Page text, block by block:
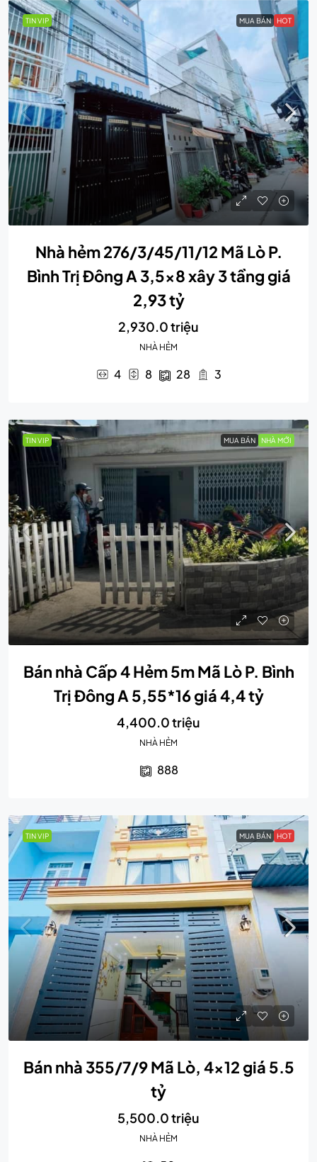
TIN VIP MUA BÁN HOT
Nhà hẻm 276/3/45/11/12 Mã Lò P.
Bình Trị Đông A 3,5×8 xây 3 tầng giá
2,93 tỷ
2,930.0 triệu
NHÀ HẺM
4 8 28 3
TIN VIP MUA BÁN NHÀ MỚI
Bán nhà Cấp 4 Hẻm 5m Mã Lò P. Bình
Trị Đông A 5,55*16 giá 4,4 tỷ
4,400.0 triệu
NHÀ HẺM
888
TIN VIP MUA BÁN HOT
Bán nhà 355/7/9 Mã Lò, 4×12 giá 5.5
tỷ
5,500.0 triệu
NHÀ HẺM